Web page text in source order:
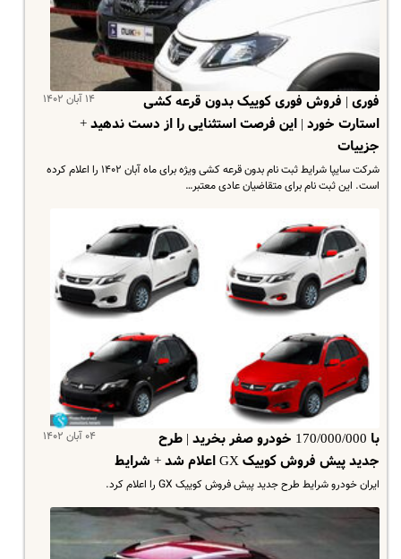
۱۴ آبان ۱۴۰۲
فوری | فروش فوری کوییک بدون قرعه کشی
استارت خورد | این فرصت استثنایی را از دست ندهید +
جزییات
شرکت سایپا شرایط ثبت نام بدون قرعه کشی ویژه برای ماه آبان ۱۴۰۲ را اعلام کرده
است. این ثبت نام برای متقاضیان عادی معتبر…
۰۴ آبان ۱۴۰۲
با 170/000/000 خودرو صفر بخرید | طرح
جدید پیش فروش کوییک GX اعلام شد + شرایط
ایران خودرو شرایط طرح جدید پیش فروش کوییک GX را اعلام کرد.